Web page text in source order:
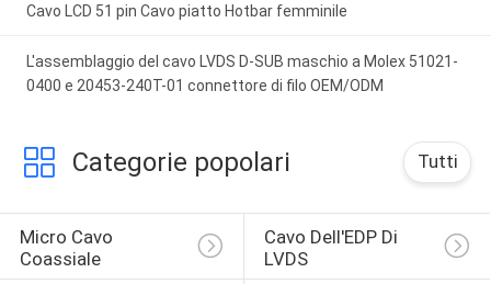
Cavo LCD 51 pin Cavo piatto Hotbar femminile
L'assemblaggio del cavo LVDS D-SUB maschio a Molex 51021-
0400 e 20453-240T-01 connettore di filo OEM/ODM
Categorie popolari Tutti
Micro Cavo
Coassiale
Cavo Dell'EDP Di
LVDS